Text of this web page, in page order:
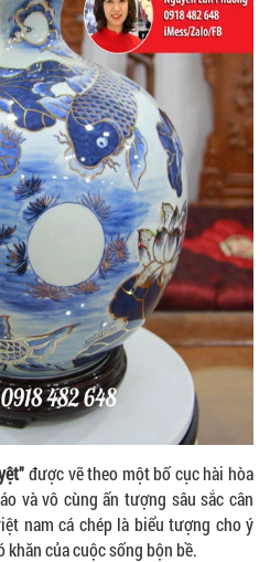
được vẽ theo một bố cục hài hòa
và vô cùng ấn tượng sâu sắc cân
nam cá chép là biểu tượng cho ý
của cuộc sống bộn bề.